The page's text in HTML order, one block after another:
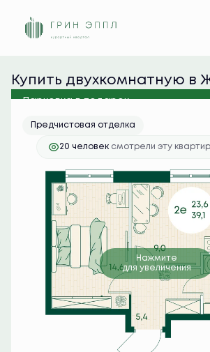
2-комнатная 39.1 м
Ипотека от 37 220 руб./мес.
Купить двухкомнатную в
ЭППЛ
Парковка в подарок
Предчистовая отделка
20 человек смотрели эту
Нажмите
для увеличения